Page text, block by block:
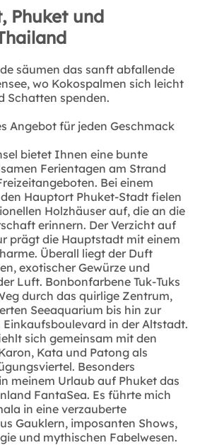
Phuket und
säumen das sanft abfallende
wo Kokospalmen sich leicht
Schatten spenden.
Angebot für jeden Geschmack
bietet Ihnen eine bunte
Ferientagen am Strand
Bei einem
Hauptort Phuket-Stadt fielen
Holzhäuser auf, die an die
erinnern. Der Verzicht auf
prägt die Hauptstadt mit einem
Überall liegt der Duft
exotischer Gewürze und
Luft. Bonbonfarbene Tuk-Tuks
durch das quirlige Zentrum,
Seeaquarium bis hin zur
Einkaufsboulevard in der Altstadt.
sich gemeinsam mit den
Kata und Patong als
Besonders
meinem Urlaub auf Phuket das
FantaSea. Es führte mich
in eine verzauberte
Gauklern, imposanten Shows,
und mythischen Fabelwesen.